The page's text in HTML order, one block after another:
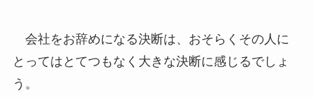
会社をお辞めになる決断は、おそらくその人に
とってはとてつもなく大きな決断に感じるでしょ
う。